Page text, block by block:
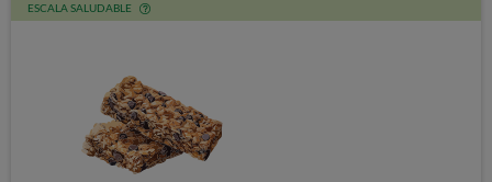
ESCALA SALUDABLE